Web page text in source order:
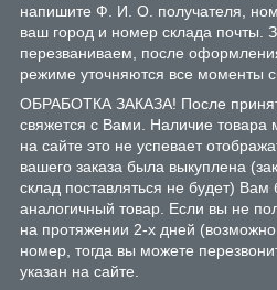
напишите Ф. И. О. получателя,
ваш город и номер склада почты.
перезваниваем, после
режиме уточняются все моменты
ОБРАБОТКА ЗАКАЗА! После
свяжется с Вами. Наличие товара
на сайте это не успевает
вашего заказа была выкуплена
склад поставляться не будет) Вам
аналогичный товар. Если вы не
на протяжении 2-х дней
номер, тогда вы можете
указан на сайте.